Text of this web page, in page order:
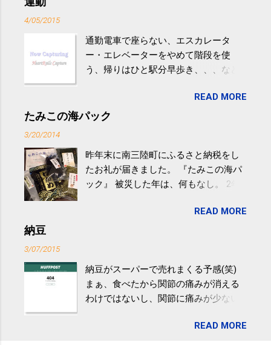
4/05/2015
通勤電車で座らない、エスカレータ
ー・エレベーターをやめて階段を使
う、帰りはひと駅分早歩き、、、など
やすい。 スポーツウェア・シューズで
するものだけが運動ではない。 食べ
けると改善する、との結果を筑波大の
研究チームが発表した。改善が期待で
きるのは、過度の飲酒が原因ではない
減らなくても効果があるという。 正田
波大「減量しなくても効果」 - ニュー
ス - アピタル（医療・健康）
READ MORE
たみこの海パック
3/20/2014
昨年末に南三陸町にふるさと納税をし
たお礼が届きました。 『たみこの海パ
ック』 被災した年は、何もなし。 2年
が『たみこの海パック』。 ボランティ
全く考えていなかったので、貰えると
少しづつ復興してる感が伝わってきて
嬉しいです。 あと、ふるさと納税が節
ですが、節税になるほど稼げていない
READ MORE
納豆
3/07/2015
納豆がスーパーで売れまくる予感(笑)
まぁ、食べたから関節の痛みが消える
わけではないし、関節に痛みが少ない
ど。。 「関節の老化」は、「コンドロ
READ MORE